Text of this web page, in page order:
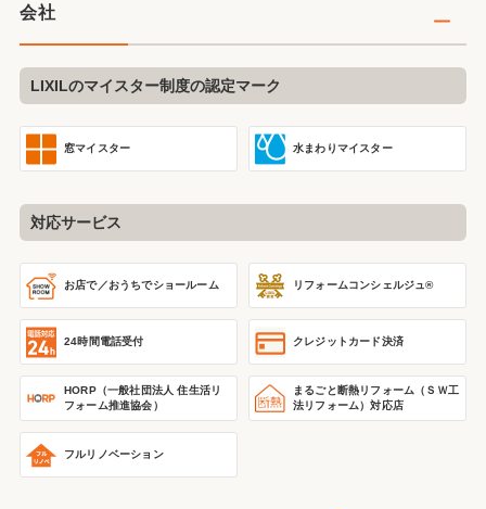
会社
LIXILのマイスター制度の認定マーク
窓マイスター 水まわりマイスター
対応サービス
お店で／おうちでショールーム リフォームコンシェルジュ®
24時間電話受付 クレジットカード決済
HORP（一般社団法人 住生活リ
フォーム推進協会）
まるごと断熱リフォーム
（ＳＷ工
法リフォーム）対応店
フルリノベーション